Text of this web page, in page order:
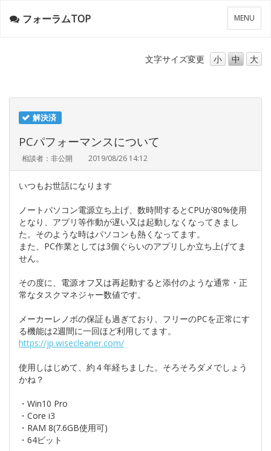
メ
ニ
ー
MENU
フォーラムTOP
文字サイズ変更 小 中 大
解決済
PCパフォーマンスについて
相談者：非公開 2019/08/26 14:12
いつもお世話になります
ノートパソコン電源立ち上げ、数時間するとCPUが80%使用
となり、アプリ等作動が遅い又は起動しなくなってきまし
た。そのような時はパソコンも熱くなってます。
また、PC作業としては3個ぐらいのアプリしか立ち上げてま
せん。
その度に、電源オフ又は再起動すると添付のような通常・正
常なタスクマネジャー数値です。
メーカーレノボの保証も過ぎており、フリーのPCを正常にす
る機能は2週間に一回ほど利用してます。
https://jp.wisecleaner.com/
使用しはじめて、約４年経ちました。そろそろダメでしょう
かね？
・Win10 Pro
・Core i3
・RAM 8(7.6GB使用可)
・64ビット